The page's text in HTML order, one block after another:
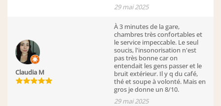
29 mai 2025
Claudia M
À 3 minutes de la gare,
chambres très confortables et
le service impeccable. Le seul
soucis, l'insonorisation n'est
pas très bonne car on
entendait les gens passer et le
bruit extérieur. Il y q du café,
thé et soupe à volonté. Mais en
gros je donne un 8/10.
29 mai 2025